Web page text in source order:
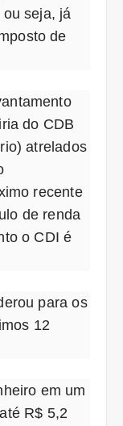
seja, já
de
do CDB
atrelados
recente
de renda
o CDI é
para os
12
em um
R$ 5,2